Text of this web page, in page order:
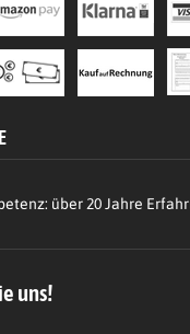
über 20 Jahre
uns!